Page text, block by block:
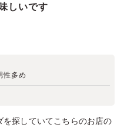
しいです
性多め
探していてこちらのお店の